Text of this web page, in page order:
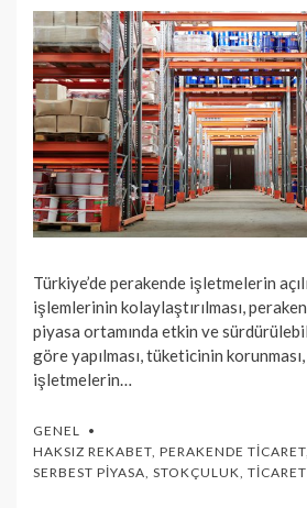
Türkiye’de perakende işletmelerin
işlemlerinin kolaylaştırılması,
piyasa ortamında etkin ve
göre yapılması, tüketicinin
işletmelerin…
GENEL
HAKSIZ REKABET, PERAKENDE TICARET,
SERBEST PIYASA, STOKÇULUK, TICARET